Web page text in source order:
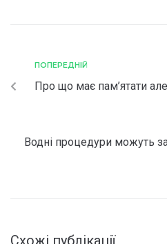
ПОПЕРЕДНІЙ
Про що має пам’ятати
Водні процедури можуть
Схожі публікації